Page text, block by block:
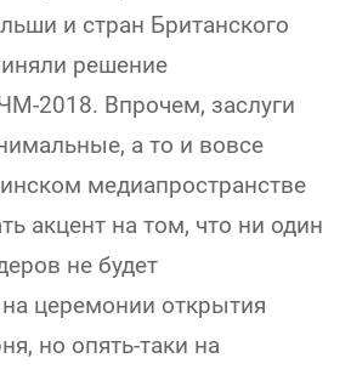
и стран Британского
решение
2018. Впрочем, заслуги
а то и вовсе
медиапространстве
акцент на том, что ни один
не будет
на церемонии открытия
но опять-таки на